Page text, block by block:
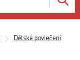
Dětské povlečení